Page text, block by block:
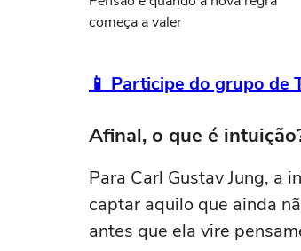
começa a valer
📱 Participe do grupo
Afinal, o que é
Para Carl Gustav Jung, a
captar aquilo que ainda
antes que ela vire